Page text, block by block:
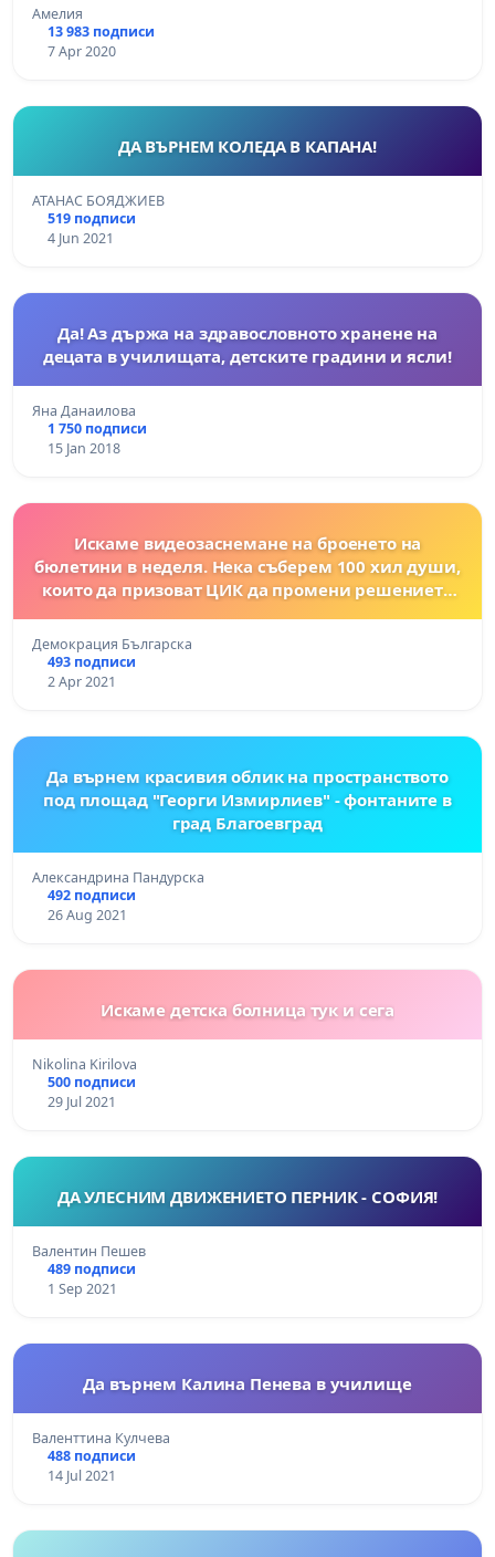
Амелия
13 983 подписи
7 Apr 2020
ДА ВЪРНЕМ КОЛЕДА В КАПАНА!
АТАНАС БОЯДЖИЕВ
519 подписи
4 Jun 2021
Да! Аз държа на здравословното хранене на
децата в училищата, детските градини и ясли!
Яна Данаилова
1 750 подписи
15 Jan 2018
Искаме видеозаснемане на броенето на
бюлетини в неделя. Нека съберем 100 хил души,
които да призоват ЦИК да промени решението
Демокрация Българска
493 подписи
2 Apr 2021
Да върнем красивия облик на пространството
под площад "Георги Измирлиев" - фонтаните в
град Благоевград
Александрина Пандурска
492 подписи
26 Aug 2021
Искаме детска болница тук и сега
Nikolina Kirilova
500 подписи
29 Jul 2021
ДА УЛЕСНИМ ДВИЖЕНИЕТО ПЕРНИК - СОФИЯ!
Валентин Пешев
489 подписи
1 Sep 2021
Да върнем Калина Пенева в училище
Валенттина Кулчева
488 подписи
14 Jul 2021